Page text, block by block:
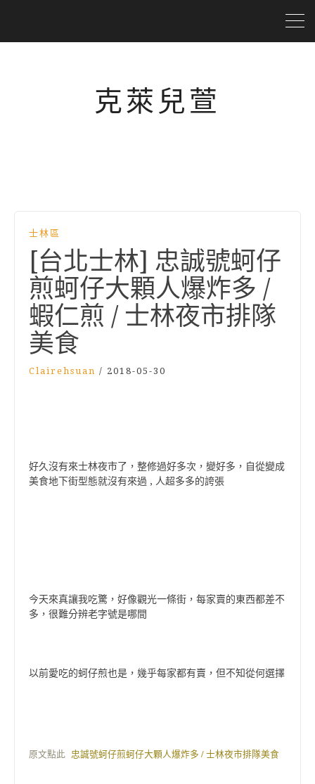
克萊兒萱
士林區
[台北士林] 忠誠號蚵仔
煎蚵仔大顆人爆炸多 /
蝦仁煎 / 士林夜市排隊
美食
Clairehsuan / 2018-05-30
好久沒有來士林夜市了，整修過好多次，變好多，自從變成
美食地下街型態就沒有來過 , 人超多多的誇張
今天來真讓我吃驚，好像觀光一條街，每家賣的東西都差不
多，很難分辨老字號是哪間
以前愛吃的蚵仔煎也是，幾乎每家都有賣，但不知從何選擇
原文點此 忠誠號蚵仔煎蚵仔大顆人爆炸多 / 士林夜市排隊美食